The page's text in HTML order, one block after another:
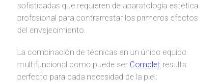
sofisticadas que requieren de aparatología estética
profesional para contrarrestar los primeros efectos
del envejecimiento.
La combinación de técnicas en un único equipo
multifuncional como puede ser Complet resulta
perfecto para cada necesidad de la piel: